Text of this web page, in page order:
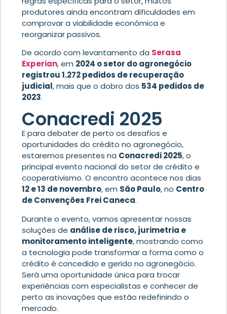
produtores ainda encontram dificuldades em
comprovar a viabilidade econômica e
reorganizar passivos.
De acordo com levantamento da Serasa
Experian, em 2024 o setor do agronegócio
registrou 1.272 pedidos de recuperação
judicial, mais que o dobro dos 534 pedidos de
2023.
Conacredi 2025
E para debater de perto os desafios e
oportunidades do crédito no agronegócio,
estaremos presentes na Conacredi 2025, o
principal evento nacional do setor de crédito e
cooperativismo. O encontro acontece nos dias
12 e 13 de novembro, em São Paulo, no Centro
de Convenções Frei Caneca.
Durante o evento, vamos apresentar nossas
soluções de análise de risco, jurimetria e
monitoramento inteligente, mostrando como
a tecnologia pode transformar a forma como o
crédito é concedido e gerido no agronegócio.
Será uma oportunidade única para trocar
experiências com especialistas e conhecer de
perto as inovações que estão redefinindo o
mercado.